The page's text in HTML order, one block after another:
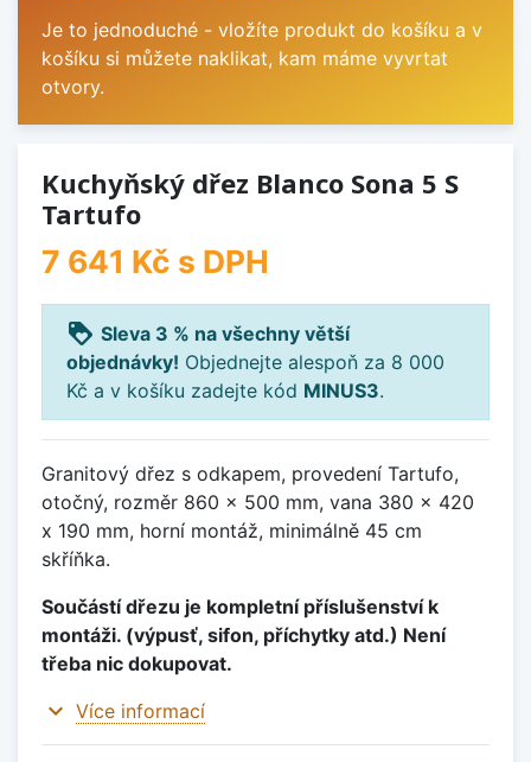
Je to jednoduché - vložíte produkt do košíku a v
košíku si můžete naklikat, kam máme vyvrtat
otvory.
Kuchyňský dřez Blanco Sona 5 S
Tartufo
7 641 Kč s DPH
loyalty Sleva 3 % na všechny větší
objednávky! Objednejte alespoň za 8 000
Kč a v košíku zadejte kód MINUS3.
Granitový dřez s odkapem, provedení Tartufo,
otočný, rozměr 860 x 500 mm, vana 380 x 420
x 190 mm, horní montáž, minimálně 45 cm
skříňka.
Součástí dřezu je kompletní příslušenství k
montáži. (výpusť, sifon, příchytky atd.) Není
třeba nic dokupovat.
expand_more Více informací